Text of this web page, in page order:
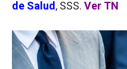
de Salud , SSS. Ver TN